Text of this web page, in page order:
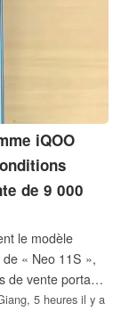
iQOO
de 9 000
le modèle
« Neo 11S »,
de vente portant
).
5 heures il y a